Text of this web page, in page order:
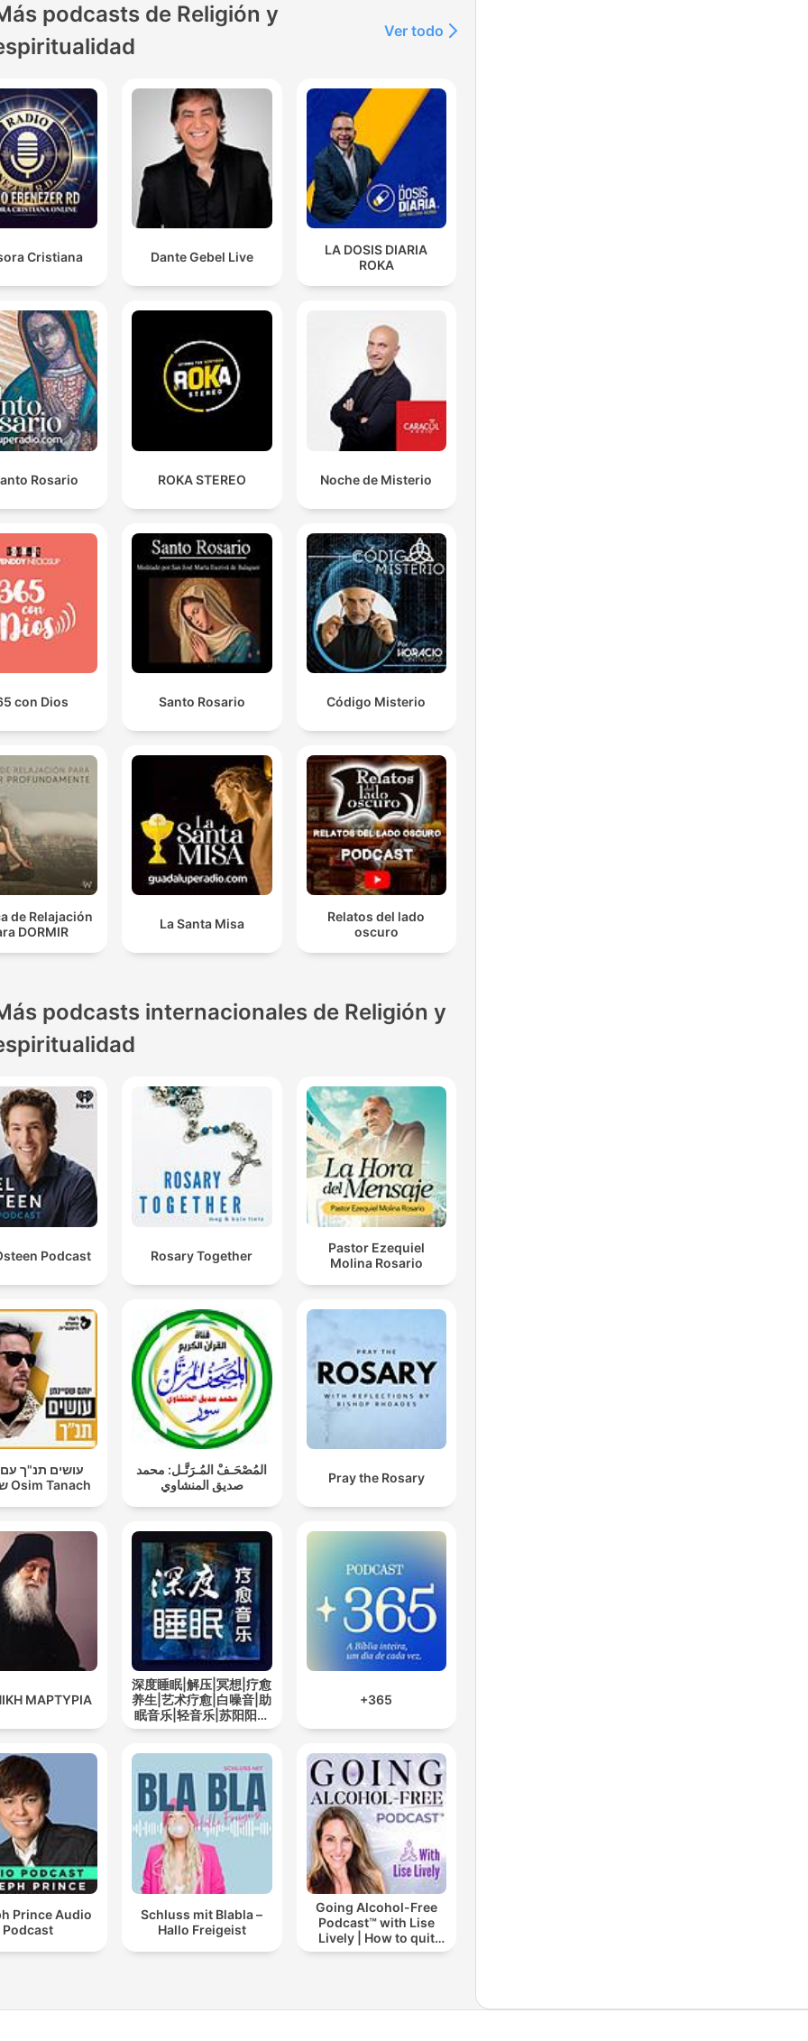
podcasts de Religión y
Ver todo
Cristiana Dante Gebel Live
LA DOSIS DIARIA
ROKA
Rosario ROKA STEREO Noche de Misterio
con Dios Santo Rosario Código Misterio
de Relajación
DORMIR
La Santa Misa
Relatos del lado
oscuro
podcasts internacionales de Religión y
Podcast Rosary Together
Pastor Ezequiel
Molina Rosario
עושים תנ"ך
שטיינמן Osim Tanach
المُصْحَـفْ المُـرَتَّـل: محمد
صديق المنشاوي
Pray the Rosary
ΜΑΡΤΥΡΙΑ
深度睡眠|解压|冥想|疗愈
养生|艺术疗愈|白噪音|助
眠音乐|轻音乐|苏阳阳频
道
+365
Prince Audio
Podcast
Schluss mit Blabla –
Hallo Freigeist
Going Alcohol-Free
Podcast™ with Lise
Lively | How to quit
drinking alcohol